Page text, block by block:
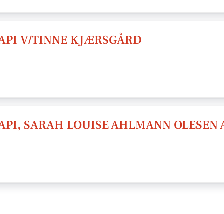
V/TINNE KJÆRSGÅRD
SARAH LOUISE AHLMANN OLESEN